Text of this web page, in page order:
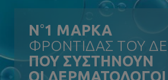
N°1 ΜΑΡΚΑ
ΦΡΟΝΤΙΔΑΣ ΤΟΥ
ΠΟΥ ΣΥΣΤΗΝΟΥΝ
ΟΙ ΔΕΡΜΑΤΟΛΟΓΟΙ